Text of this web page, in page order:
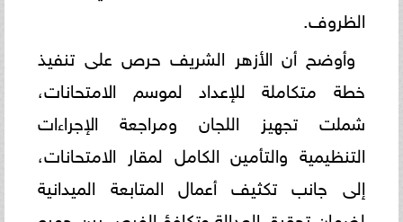
الظروف.
وأوضح أن الأزهر الشريف حرص على تنفيذ
خطة متكاملة للإعداد لموسم الامتحانات،
شملت تجهيز اللجان ومراجعة الإجراءات
التنظيمية والتأمين الكامل لمقار الامتحانات،
إلى جانب تكثيف أعمال المتابعة الميدانية